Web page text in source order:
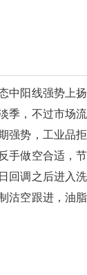
阳线强势上扬
季，不过市场
强势，工业品
手做空合适，
回调之后进入
沽空跟进，油